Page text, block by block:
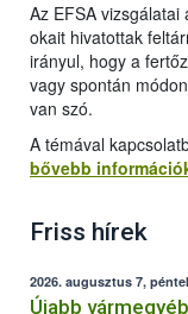
Az EFSA
okait hivatottak
irányul, hogy a
vagy spontán
van szó.
A témával
bővebb
Friss hírek
2026. augusztus 7,
Újabb